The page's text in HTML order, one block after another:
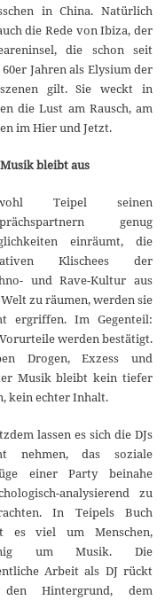
in China. Natürlich
die Rede von Ibiza, der
die schon seit
60er Jahren als Elysium der
gilt. Sie weckt in
die Lust am Rausch, am
im Hier und Jetzt.
bleibt aus
Teipel seinen
genug
einräumt, die
Klischees der
und Rave-Kultur aus
zu räumen, werden sie
ergriffen. Im Gegenteil:
werden bestätigt.
Drogen, Exzess und
Musik bleibt kein tiefer
kein echter Inhalt.
lassen es sich die DJs
nehmen, das soziale
einer Party beinahe
analysierend zu
In Teipels Buch
es viel um Menschen,
um Musik. Die
Arbeit als DJ rückt
Hintergrund, dem